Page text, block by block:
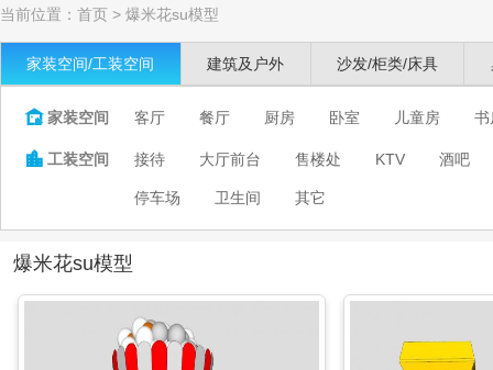
当前位置： 首页 > 爆米花su模型
家装空间/工装空间 建筑及户外 沙发/柜类/床具
家装空间 客厅 餐厅 厨房 卧室 儿童房 书
 工装空间 接待 大厅前台 售楼处 KTV 酒吧
停车场 卫生间 其它
爆米花su模型